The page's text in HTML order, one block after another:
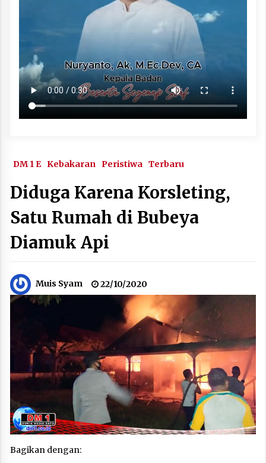
DM 1 E Kebakaran Peristiwa Terbaru
Diduga Karena Korsleting,
Satu Rumah di Bubeya
Diamuk Api
Muis Syam 22/10/2020
Bagikan dengan: